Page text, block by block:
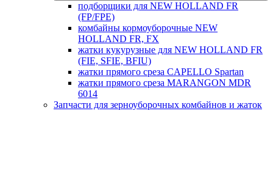
подборщики для NEW HOLLAND FR
(FP/FPE)
комбайны кормоуборочные NEW
HOLLAND FR, FX
жатки кукурузные для NEW HOLLAND FR
(FIE, SFIE, BFIU)
жатки прямого среза CAPELLO Spartan
жатки прямого среза MARANGON MDR
6014
Запчасти для зерноуборочных комбайнов и жаток